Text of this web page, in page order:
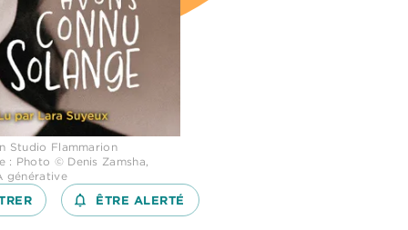
Studio Flammarion
: Photo © Denis Zamsha,
générative
notifications_none_outlined
ÊTRE ALERTÉ